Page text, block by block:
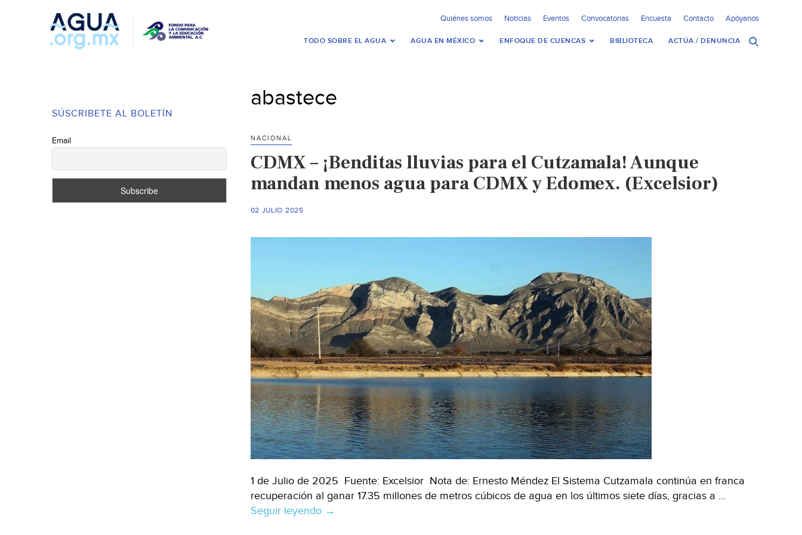
Quiénes somos Noticias Eventos Convocatorias Encuesta Contacto Apóyanos
TODO SOBRE EL AGUA AGUA EN MÉXICO ENFOQUE DE CUENCAS BIBLIOTECA ACTÚA / DENUNCIA
SÚSCRIBETE AL BOLETÍN
Email
abastece
NACIONAL
CDMX – ¡Benditas lluvias para el Cutzamala! Aunque
mandan menos agua para CDMX y Edomex. (Excelsior)
02 JULIO 2025
1 de Julio de 2025 Fuente: Excelsior Nota de: Ernesto Méndez El Sistema Cutzamala continúa en franca
recuperación al ganar 17.35 millones de metros cúbicos de agua en los últimos siete días, gracias a …
Seguir leyendo CDMX
→